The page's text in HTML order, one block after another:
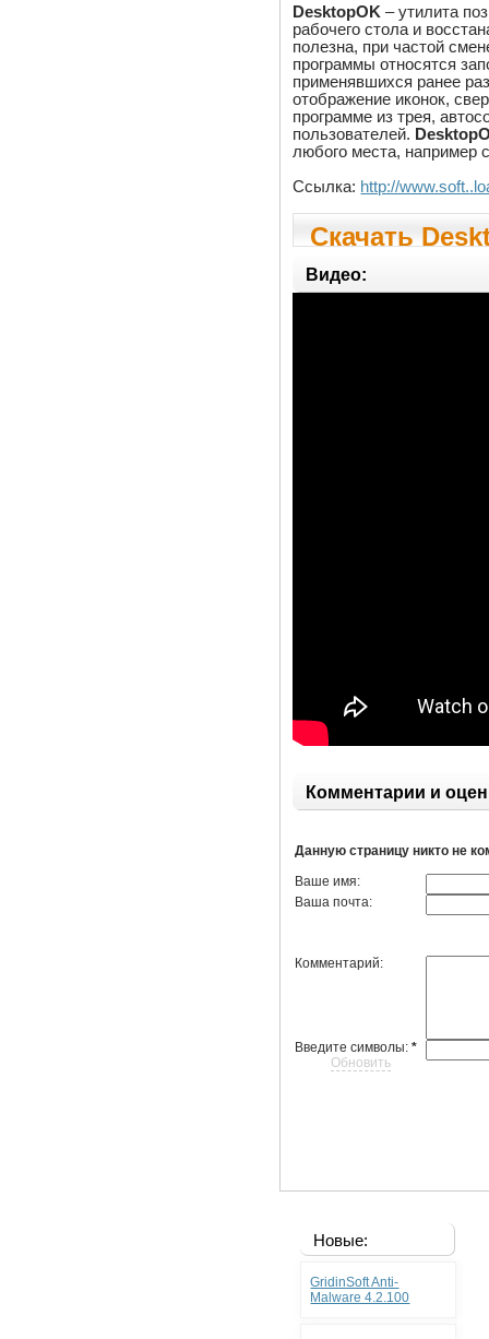
DesktopOK – утилита
рабочего стола и
полезна, при частой
программы относятся
применявшихся ранее
отображение иконок,
программе из трея,
пользователей.
любого места, например
Ссылка: http://
Скачать
Видео:
Комментарии и
Данную страницу никто не
Ваше имя:
Ваша почта:
Комментарий:
Введите символы:*
Обновить
Новые:
GridinSoft Anti-
Malware 4.2.100